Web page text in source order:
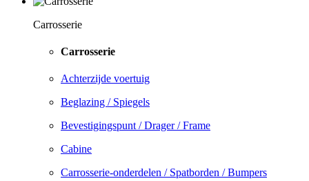
Carrosserie
Carrosserie
Achterzijde voertuig
Beglazing / Spiegels
Bevestigingspunt / Drager / Frame
Cabine
Carrosserie-onderdelen / Spatborden / Bumpers